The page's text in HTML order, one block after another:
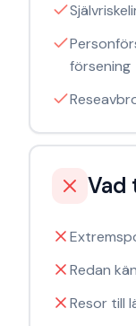
försening
Vad
Redan
Resor till